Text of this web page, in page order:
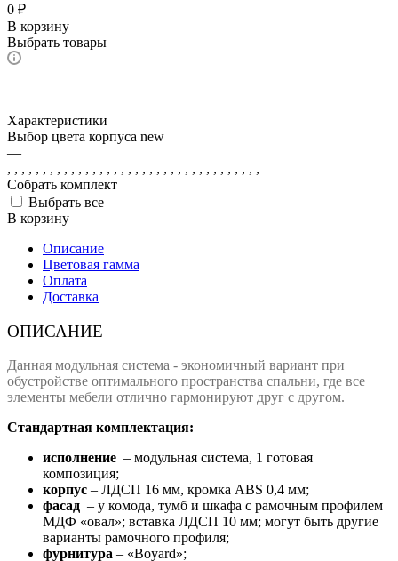
0 ₽
В корзину
Выбрать товары
Характеристики
Выбор цвета корпуса new
—
, , , , , , , , , , , , , , , , , , , , , , , , , , , , , , , , , , , ,
Собрать комплект
Выбрать все
В корзину
Описание
Цветовая гамма
Оплата
Доставка
ОПИСАНИЕ
Данная модульная система - экономичный вариант при
обустройстве оптимального пространства спальни, где все
элементы мебели отлично гармонируют друг с другом.
Стандартная комплектация:
исполнение – модульная система, 1 готовая
композиция;
корпус – ЛДСП 16 мм, кромка ABS 0,4 мм;
фасад – у комода, тумб и шкафа с рамочным профилем
МДФ «овал»; вставка ЛДСП 10 мм; могут быть другие
варианты рамочного профиля;
фурнитура – «Boyard»;